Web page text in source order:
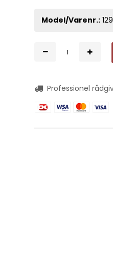
Model/Varenr.:
Professionel